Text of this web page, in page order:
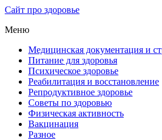
Сайт про здоровье
Меню
Медицинская документация и
Питание для здоровья
Психическое здоровье
Реабилитация и восстановление
Репродуктивное здоровье
Советы по здоровью
Физическая активность
Вакцинация
Разное